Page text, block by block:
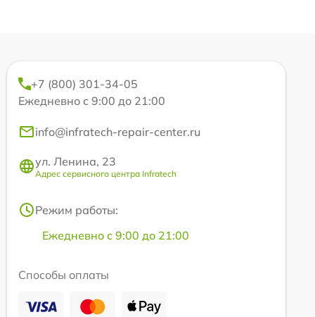
+7 (800) 301-34-05
Ежедневно с 9:00 до 21:00
info@infratech-repair-center.ru
ул. Ленина, 23
Адрес сервисного центра Infratech
Режим работы:
Ежедневно с 9:00 до 21:00
Способы оплаты